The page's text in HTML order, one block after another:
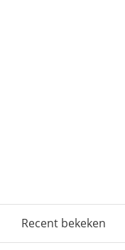
Recent bekeken